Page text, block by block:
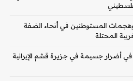
وهجمات المستوطنين في أنحاء الضفة
المحتلة
في أضرار جسيمة في جزيرة قشم الإيرانية